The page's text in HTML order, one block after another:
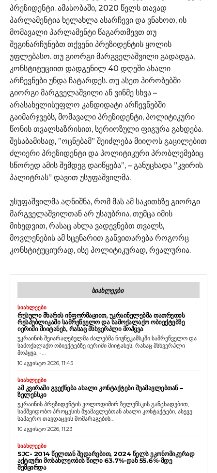
პრეზიდენტი. ამასობაში, 2020 წელს თავად
პარლამენტია ხელახლა ასარჩევი და ვნახოთ, ის
მომავალი პარლამენტი წაგართმევთ თუ
შეგინარჩუნებთ თქვენი პრეზიდენტის ყოლის
უფლებასო. თუ გიორგი მარგველაშვილი გადადგა,
კონსტიტუციით დადგენილ 40 დღეში ახალი
არჩევნები უნდა ჩატარდეს. თუ ასეთ პირობებში
გიორგი მარგველაშვილი ან ვინმე სხვა –
არასახელისუფლო კანდიდატი არჩევნებში
გაიმარჯვებს, მომავალი პრეზიდენტი, პოლიტიკური
წონის თვალსაზრისით, სერიოზული ფიგურა გახდება.
შესაბამისად, ”ოცნებამ” შეიძლება მიიღოს გაცილებით
ძლიერი პრეზიდენტი და პოლიტიკური პრობლემებიც
სწორედ ამის შემდეგ დაიწყება”, – განუცხადა ”კვირის
პალიტრას” დავით უსუფაშვილმა.
უსუფაშვილმა აღნიშნა, რომ მას ამ საკითხზე გიორგი
მარგველაშვილთან არ უსაუბრია, თუმცა იმის
მიხედვით, რასაც ახლა ვადევნებთ თვალს,
მოვლენების ამ სცენარით განვითარება როგორც
კონსტიტუციურად, ისე პოლიტიკურად, რეალურია.
ᲡᲘᲐᲮᲚᲔᲔᲑᲘ
ᲡᲘᲐᲮᲚᲔᲔᲑᲘ
ᲠᲣᲡᲣᲚᲘ ᲛᲮᲐᲠᲘᲡ ᲘᲜᲤᲝᲠᲛᲐᲪᲘᲘᲗ, ᲣᲙᲠᲐᲘᲜᲔᲚᲔᲑᲛᲐ ᲗᲐᲗᲠᲔᲗᲘᲡ
ᲠᲔᲡᲞᲣᲑᲚᲘᲙᲐᲨᲘ ᲡᲐᲛᲠᲔᲬᲕᲔᲚᲝ ᲓᲐ ᲡᲐᲛᲝᲥᲐᲚᲐᲥᲝ ᲝᲑᲘᲔᲥᲢᲔᲑᲖᲔ
ᲘᲔᲠᲘᲨᲘ ᲛᲘᲘᲢᲐᲜᲔᲡ, ᲠᲐᲡᲐᲪ ᲛᲡᲮᲕᲔᲠᲞᲚᲘ ᲛᲝᲰᲧᲕᲐ
უკრაინის შეიარაღებულმა ძალებმა ნიჟნეკამსკში სამრეწველო და
სამოქალაქო ობიექტებზე იერიში მიიტანეს, რასაც მსხვერპლი
მოჰყვა, -...
10 აგვისტო 2026, 11:45
ᲡᲘᲐᲮᲚᲔᲔᲑᲘ
ᲐᲛ ᲙᲕᲘᲠᲐᲨᲘ ᲒᲕᲔᲥᲜᲔᲑᲐ ᲐᲮᲐᲚᲘ ᲙᲝᲜᲢᲐᲥᲢᲔᲑᲘ ᲨᲣᲐᲛᲐᲕᲚᲔᲑᲗᲐᲜ –
ᲖᲔᲚᲔᲜᲡᲙᲘ
უკრაინის პრეზიდენტის ვოლოდიმირ ზელენსკის განცხადებით,
სამშვიდობო პროცესის შუამავლებთან ახალი კონტაქტები, ასევე
საჰაერო თავდაცვის მომარაგების...
10 აგვისტო 2026, 11:23
ᲡᲘᲐᲮᲚᲔᲔᲑᲘ
SJC- 2014 ᲬᲔᲚᲗᲐᲜ ᲨᲔᲓᲐᲠᲔᲑᲘᲗ, 2024 ᲬᲔᲚᲡ ᲔᲙᲝᲜᲝᲛᲘᲙᲣᲠᲐᲓ
ᲐᲥᲢᲘᲣᲠᲘ ᲛᲝᲡᲐᲮᲚᲔᲝᲑᲘᲡ ᲬᲘᲚᲘ 63.7%-ᲓᲐᲜ 55.6%-ᲛᲓᲔ
ᲨᲔᲛᲪᲘᲠᲓᲐ